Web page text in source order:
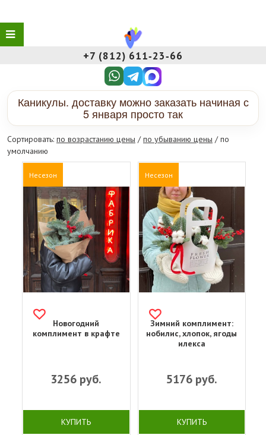
+7 (812) 611‑23‑66
Каникулы. доставку можно заказать начиная с
5 января просто так
Сортировать: по возрастанию цены /по убыванию цены / по
умолчанию
Несезон
Новогодний
комплимент в крафте
3256 руб.
КУПИТЬ
Несезон
Зимний комплимент:
нобилис, хлопок, ягоды
илекса
5176руб.
КУПИТЬ